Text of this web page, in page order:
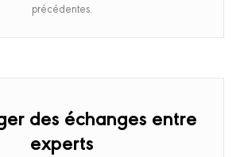
précédentes.
des échanges entre
experts